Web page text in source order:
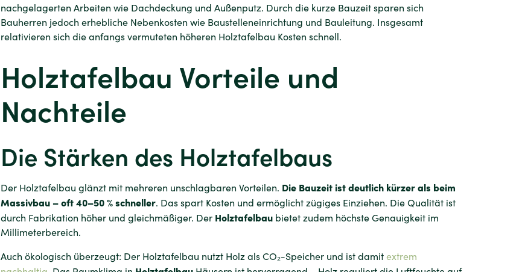
nachgelagerten Arbeiten wie Dachdeckung und Außenputz. Durch die kurze Bauzeit sparen sich
Bauherren jedoch erhebliche Nebenkosten wie Baustelleneinrichtung und Bauleitung. Insgesamt
relativieren sich die anfangs vermuteten höheren Holztafelbau Kosten schnell.
Holztafelbau Vorteile und
Nachteile
Die Stärken des Holztafelbaus
Der Holztafelbau glänzt mit mehreren unschlagbaren Vorteilen. Die Bauzeit ist deutlich kürzer als beim
Massivbau – oft 40–50 % schneller. Das spart Kosten und ermöglicht zügiges Einziehen. Die Qualität ist
durch Fabrikation höher und gleichmäßiger. Der Holztafelbau bietet zudem höchste Genauigkeit im
Millimeterbereich.
Auch ökologisch überzeugt: Der Holztafelbau nutzt Holz als CO₂-Speicher und ist damitextrem